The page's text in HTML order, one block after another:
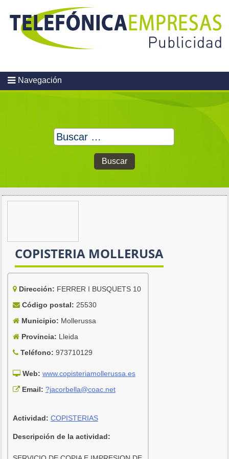
content
Navegación
Buscar:
COPISTERIA MOLLERUSA
Dirección: FERRER I BUSQUETS 10
Código postal: 25530
Municipio: Mollerussa
Provincia: Lleida
Teléfono: 973710129
Web: www.copisteriamollerussa.es
Email: ?jacorbella@coac.net
Actividad: COPISTERIAS
Descripción de la actividad: